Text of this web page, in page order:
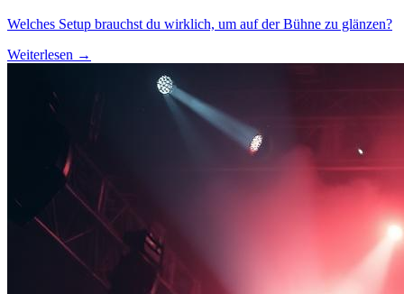
Welches Setup brauchst du wirklich, um auf der Bühne zu glänzen?
Weiterlesen →